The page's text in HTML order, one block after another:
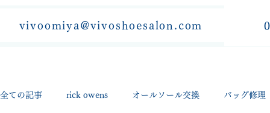
vivoomiya@vivoshoesalon.com
全ての記事 rick owens オールソール交換 バッグ修理